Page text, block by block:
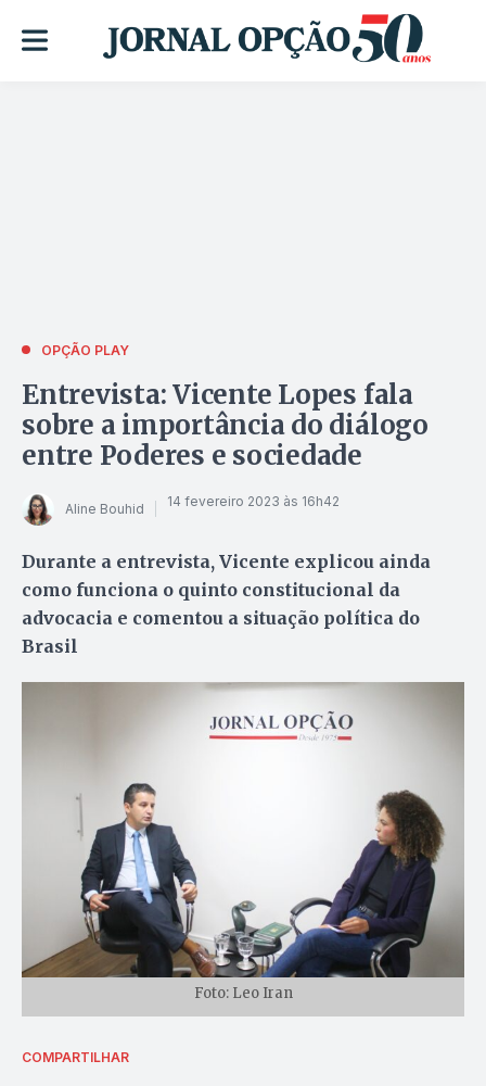
OPÇÃO PLAY
Entrevista: Vicente Lopes fala
sobre a importância do diálogo
entre Poderes e sociedade
Aline Bouhid 14 fevereiro 2023 às 16h42
Durante a entrevista, Vicente explicou ainda
como funciona o quinto constitucional da
advocacia e comentou a situação política do
Brasil
Foto: Leo Iran
COMPARTILHAR